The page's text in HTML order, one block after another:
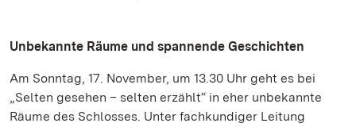
Unbekannte Räume und spannende Geschichten
Am Sonntag, 17. November, um 13.30 Uhr geht es bei
„Selten gesehen – selten erzählt“ in eher unbekannte
Räume des Schlosses. Unter fachkundiger Leitung